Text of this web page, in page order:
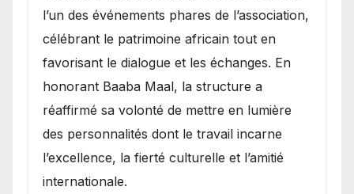
l’un des événements phares de l’association,
célébrant le patrimoine africain tout en
favorisant le dialogue et les échanges. En
honorant Baaba Maal, la structure a
réaffirmé sa volonté de mettre en lumière
des personnalités dont le travail incarne
l’excellence, la fierté culturelle et l’amitié
internationale.